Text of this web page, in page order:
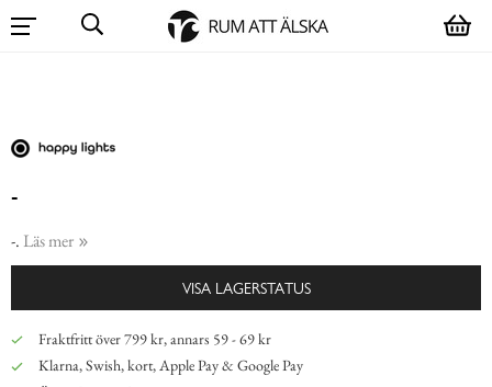
-
-. Läs mer
VISA LAGERSTATUS
Fraktfritt över 799 kr, annars 59 - 69 kr
Klarna, Swish, kort, Apple Pay & Google Pay